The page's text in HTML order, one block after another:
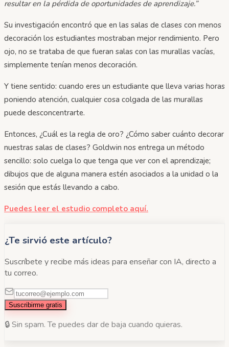
resultar en la pérdida de oportunidades de aprendizaje.”
Su investigación encontró que en las salas de clases con menos
decoración los estudiantes mostraban mejor rendimiento. Pero
ojo, no se trataba de que fueran salas con las murallas vacías,
simplemente tenían menos decoración.
Y tiene sentido: cuando eres un estudiante que lleva varias horas
poniendo atención, cualquier cosa colgada de las murallas
puede desconcentrarte.
Entonces, ¿Cuál es la regla de oro? ¿Cómo saber cuánto decorar
nuestras salas de clases? Goldwin nos entrega un método
sencillo: solo cuelga lo que tenga que ver con el aprendizaje;
dibujos que de alguna manera estén asociados a la unidad o la
sesión que estás llevando a cabo.
Puedes leer el estudio completo aquí.
¿Te sirvió este artículo?
Suscríbete y recibe más ideas para enseñar con IA, directo a
tu correo.
Suscribirme gratis
🔒 Sin spam. Te puedes dar de baja cuando quieras.